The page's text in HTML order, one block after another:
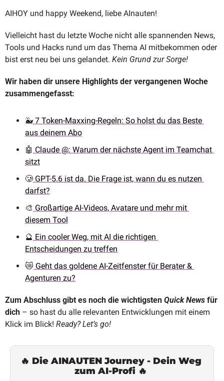
AIHOY und happy Weekend, liebe AInauten!
Vielleicht hast du letzte Woche nicht alle spannenden News,
Tools und Hacks rund um das Thema AI mitbekommen oder
bist erst neu bei uns gelandet. Kein Grund zur Sorge!
Wir haben dir unsere Highlights der vergangenen Woche
zusammengefasst:
🐳 7 Token-Maxxing-Regeln: So holst du das Beste
aus deinem Abo
🤖 Claude @: Warum der nächste Agent im Teamchat
sitzt
🥲 GPT-5.6 ist da. Die Frage ist, wann du es nutzen
darfst?
🎨 Großartige AI-Videos, Avatare und mehr mit
diesem Tool
🔮 Ein cooler Weg, mit AI die richtigen
Entscheidungen zu treffen
😿 Geht das goldene AI-Zeitfenster für Berater &
Agenturen zu?
Zum Abschluss gibt es noch die wichtigsten Quick News für
dich – so hast du alle relevanten Entwicklungen mit einem
Klick im Blick! Ready? Let’s go!
🔥 Die AINAUTEN Journey - Dein Weg
zum AI-Profi 🔥